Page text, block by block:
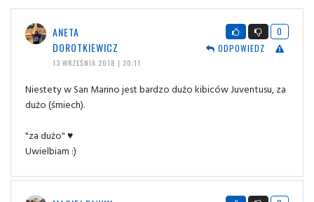
ANETA
DOROTKIEWICZ
13 WRZEŚNIA 2018 | 20:11
0
ODPOWIEDZ
Niestety w San Marino jest bardzo dużo kibiców Juventusu, za
dużo (śmiech).
"za dużo" ♥
Uwielbiam :)